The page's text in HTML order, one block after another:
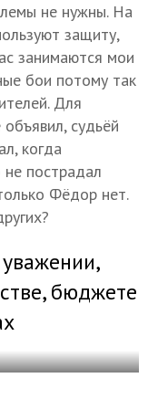
не нужны. На
защиту,
занимаются мои
бои потому так
Для
судьёй
когда
пострадал
Фёдор нет.
бюджете